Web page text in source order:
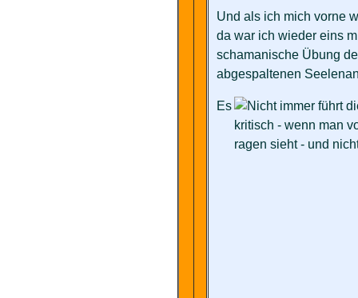
Und als ich mich vorne
da war ich wieder eins
schamanische Übung
abgespaltenen
Es